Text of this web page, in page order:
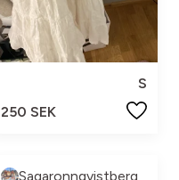
S
250 SEK
Sagaronnqvistberg